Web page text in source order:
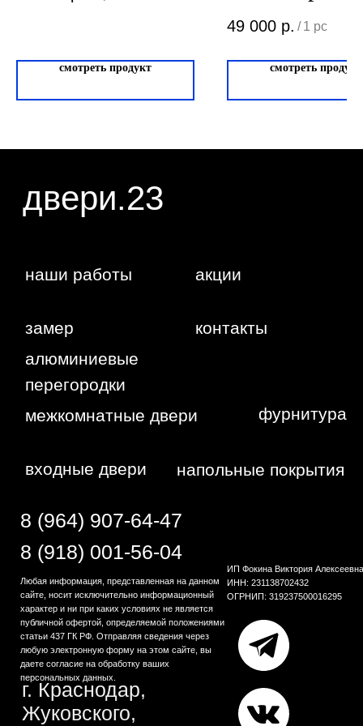
смотреть продукт
49 000 р. / 1 pc
смотреть продукт
г. Краснодар,
Политика
конфиденциальности
Сайт сделан студией"Рыба под
даете согласие на обработку ваших
персональных данных.